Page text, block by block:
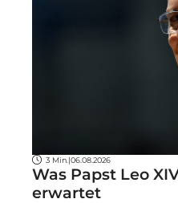
3 Min. |06.08.2026
Was Papst Leo
erwartet